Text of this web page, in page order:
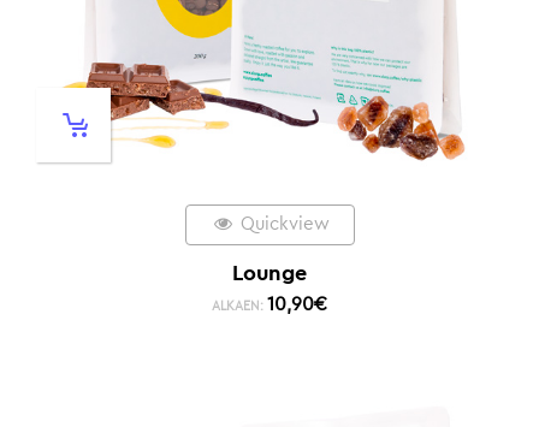
Quickview
Lounge
ALKAEN: 10,90€